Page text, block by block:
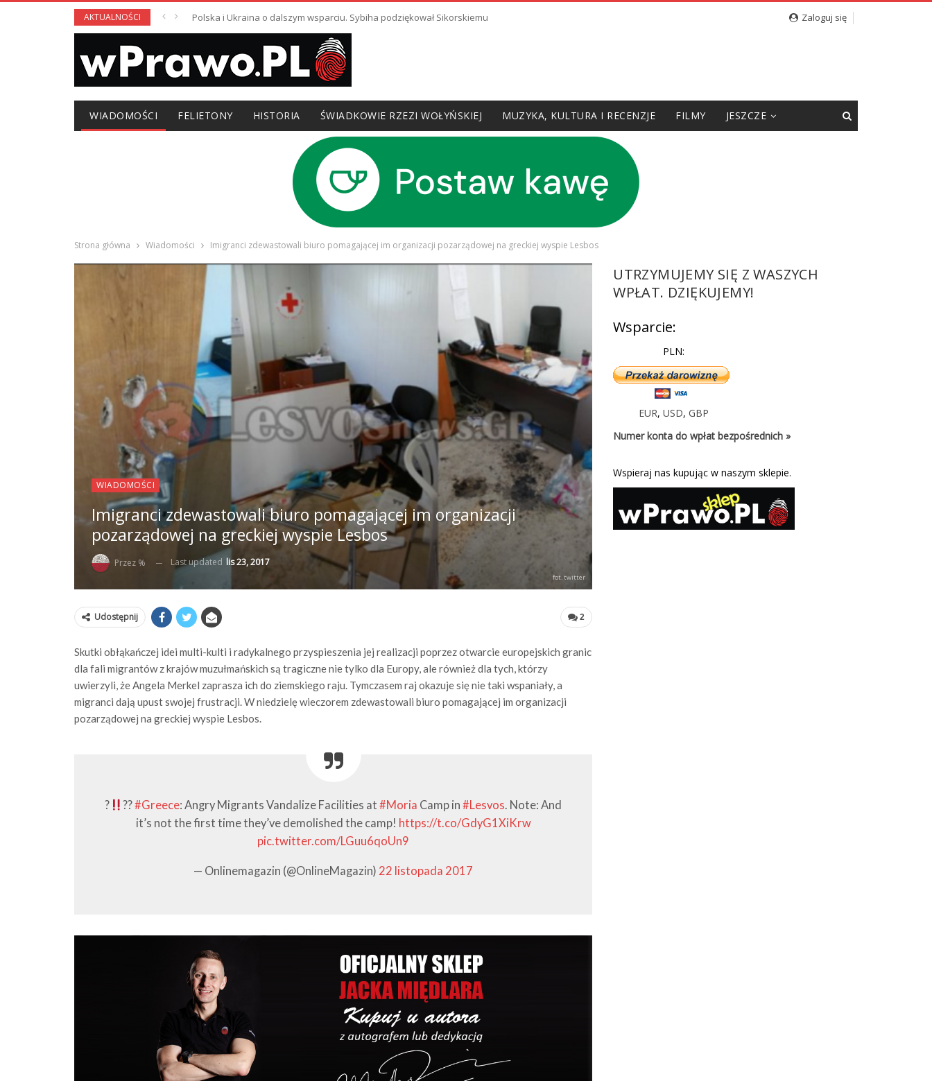
AKTUALNOŚCI Polska i Ukraina o dalszym wsparciu. Sybiha podziękował Sikorskiemu Zaloguj się
WIADOMOŚCI FELIETONY HISTORIA ŚWIADKOWIE RZEZI WOŁYŃSKIEJ MUZYKA, KULTURA I RECENZJE FILMY JESZCZE
Strona główna Wiadomości Imigranci zdewastowali biuro pomagającej im organizacji pozarządowej na greckiej wyspie Lesbos
WIADOMOŚCI
Imigranci zdewastowali biuro pomagającej im organizacji
pozarządowej na greckiej wyspie Lesbos
Przez % Last updated lis 23, 2017
fot. twitter
2
Udostępnij
Skutki obłąkańczej idei multi-kulti i radykalnego przyspieszenia jej realizacji poprzez otwarcie europejskich granic
dla fali migrantów z krajów muzułmańskich są tragiczne nie tylko dla Europy, ale również dla tych, którzy
uwierzyli, że Angela Merkel zaprasza ich do ziemskiego raju. Tymczasem raj okazuje się nie taki wspaniały, a
migranci dają upust swojej frustracji. W niedzielę wieczorem zdewastowali biuro pomagającej im organizacji
pozarządowej na greckiej wyspie Lesbos.
? ??#Greece: Angry Migrants Vandalize Facilities at #Moria Camp in #Lesvos. Note: And
it’s not the first time they’ve demolished the camp! https://t.co/GdyG1XiKrw
pic.twitter.com/LGuu6qoUn9
— Onlinemagazin (@OnlineMagazin) 22 listopada 2017
UTRZYMUJEMY SIĘ Z WASZYCH
WPŁAT. DZIĘKUJEMY!
Wsparcie:
PLN:
EUR,USD,GBP
Numer konta do wpłat bezpośrednich »
Wspieraj nas kupując w naszym sklepie.